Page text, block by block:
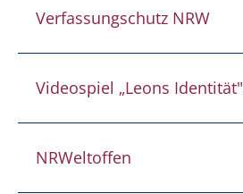
Verfassungschutz NRW
Videospiel „Leons Identität"
NRWeltoffen